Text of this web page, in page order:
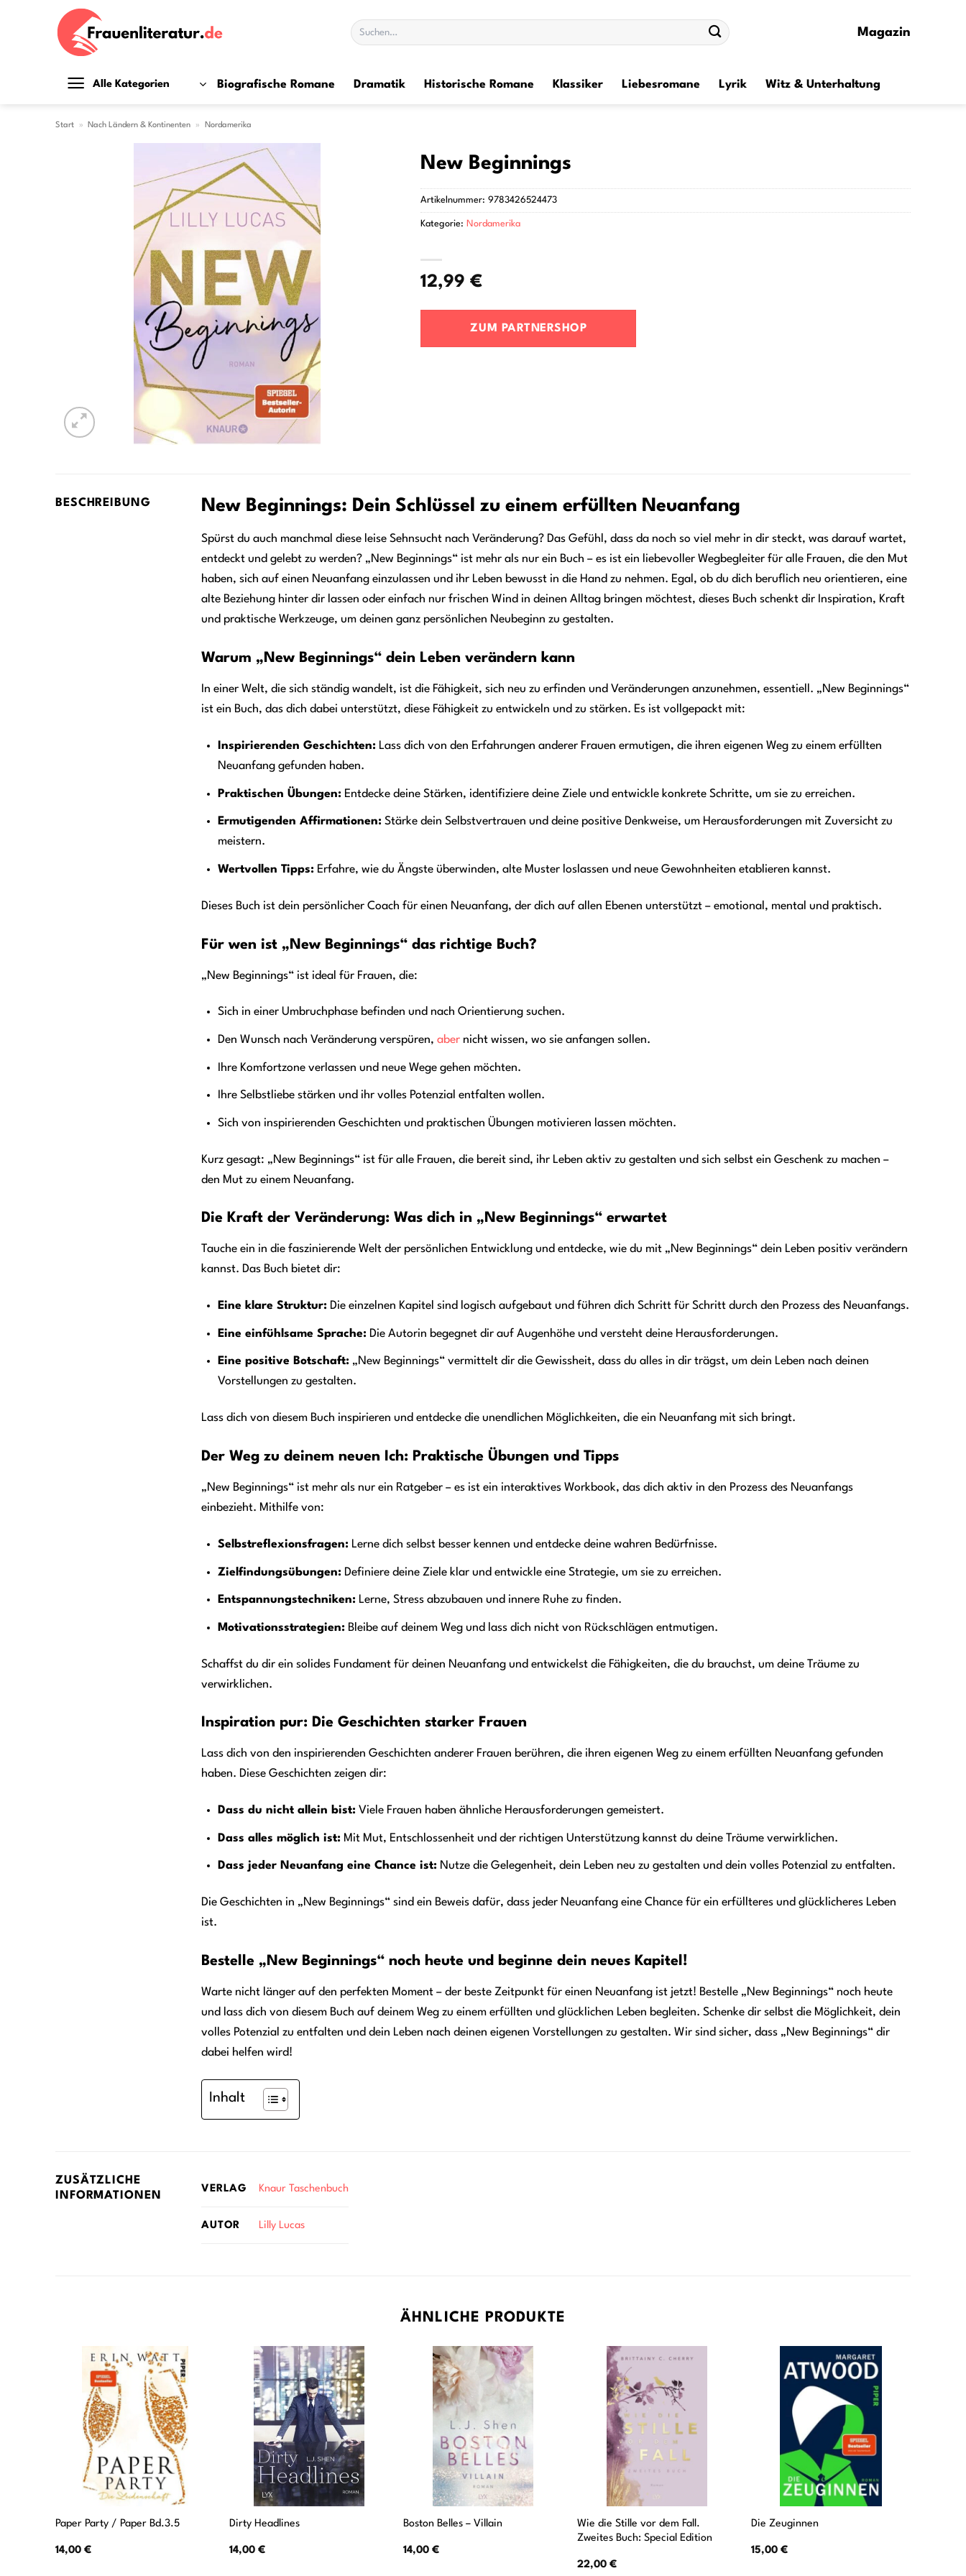
Suchen
nach:
Magazin
Alle Kategorien Biografische Romane Dramatik Historische Romane Klassiker Liebesromane Lyrik Witz & Unterhaltung
Start » Nach Ländern & Kontinenten » Nordamerika
New Beginnings
12,99€
ZUM PARTNERSHOP
Artikelnummer:9783426524473
Kategorie: Nordamerika
BESCHREIBUNG New Beginnings: Dein Schlüssel zu einem erfüllten Neuanfang
Spürst du auch manchmal diese leise Sehnsucht nach Veränderung? Das Gefühl, dass da noch so viel mehr in dir steckt, was darauf wartet,
entdeckt und gelebt zu werden? „New Beginnings“ ist mehr als nur ein Buch – es ist ein liebevoller Wegbegleiter für alle Frauen, die den Mut
haben, sich auf einen Neuanfang einzulassen und ihr Leben bewusst in die Hand zu nehmen. Egal, ob du dich beruflich neu orientieren, eine
alte Beziehung hinter dir lassen oder einfach nur frischen Wind in deinen Alltag bringen möchtest, dieses Buch schenkt dir Inspiration, Kraft
und praktische Werkzeuge, um deinen ganz persönlichen Neubeginn zu gestalten.
Warum „New Beginnings“ dein Leben verändern kann
In einer Welt, die sich ständig wandelt, ist die Fähigkeit, sich neu zu erfinden und Veränderungen anzunehmen, essentiell. „New Beginnings“
ist ein Buch, das dich dabei unterstützt, diese Fähigkeit zu entwickeln und zu stärken. Es ist vollgepackt mit:
Inspirierenden Geschichten: Lass dich von den Erfahrungen anderer Frauen ermutigen, die ihren eigenen Weg zu einem erfüllten
Neuanfang gefunden haben.
Praktischen Übungen: Entdecke deine Stärken, identifiziere deine Ziele und entwickle konkrete Schritte, um sie zu erreichen.
Ermutigenden Affirmationen: Stärke dein Selbstvertrauen und deine positive Denkweise, um Herausforderungen mit Zuversicht zu
meistern.
Wertvollen Tipps: Erfahre, wie du Ängste überwinden, alte Muster loslassen und neue Gewohnheiten etablieren kannst.
Dieses Buch ist dein persönlicher Coach für einen Neuanfang, der dich auf allen Ebenen unterstützt – emotional, mental und praktisch.
Für wen ist „New Beginnings“ das richtige Buch?
„New Beginnings“ ist ideal für Frauen, die:
Sich in einer Umbruchphase befinden und nach Orientierung suchen.
Den Wunsch nach Veränderung verspüren,aber nicht wissen, wo sie anfangen sollen.
Ihre Komfortzone verlassen und neue Wege gehen möchten.
Ihre Selbstliebe stärken und ihr volles Potenzial entfalten wollen.
Sich von inspirierenden Geschichten und praktischen Übungen motivieren lassen möchten.
Kurz gesagt: „New Beginnings“ ist für alle Frauen, die bereit sind, ihr Leben aktiv zu gestalten und sich selbst ein Geschenk zu machen –
den Mut zu einem Neuanfang.
Die Kraft der Veränderung: Was dich in „New Beginnings“ erwartet
Tauche ein in die faszinierende Welt der persönlichen Entwicklung und entdecke, wie du mit „New Beginnings“ dein Leben positiv verändern
kannst. Das Buch bietet dir:
Eine klare Struktur: Die einzelnen Kapitel sind logisch aufgebaut und führen dich Schritt für Schritt durch den Prozess des Neuanfangs.
Eine einfühlsame Sprache: Die Autorin begegnet dir auf Augenhöhe und versteht deine Herausforderungen.
Eine positive Botschaft: „New Beginnings“ vermittelt dir die Gewissheit, dass du alles in dir trägst, um dein Leben nach deinen
Vorstellungen zu gestalten.
Lass dich von diesem Buch inspirieren und entdecke die unendlichen Möglichkeiten, die ein Neuanfang mit sich bringt.
Der Weg zu deinem neuen Ich: Praktische Übungen und Tipps
„New Beginnings“ ist mehr als nur ein Ratgeber – es ist ein interaktives Workbook, das dich aktiv in den Prozess des Neuanfangs
einbezieht. Mithilfe von:
Selbstreflexionsfragen: Lerne dich selbst besser kennen und entdecke deine wahren Bedürfnisse.
Zielfindungsübungen: Definiere deine Ziele klar und entwickle eine Strategie, um sie zu erreichen.
Entspannungstechniken: Lerne, Stress abzubauen und innere Ruhe zu finden.
Motivationsstrategien: Bleibe auf deinem Weg und lass dich nicht von Rückschlägen entmutigen.
Schaffst du dir ein solides Fundament für deinen Neuanfang und entwickelst die Fähigkeiten, die du brauchst, um deine Träume zu
verwirklichen.
Inspiration pur: Die Geschichten starker Frauen
Lass dich von den inspirierenden Geschichten anderer Frauen berühren, die ihren eigenen Weg zu einem erfüllten Neuanfang gefunden
haben. Diese Geschichten zeigen dir:
Dass du nicht allein bist: Viele Frauen haben ähnliche Herausforderungen gemeistert.
Dass alles möglich ist: Mit Mut, Entschlossenheit und der richtigen Unterstützung kannst du deine Träume verwirklichen.
Dass jeder Neuanfang eine Chance ist: Nutze die Gelegenheit, dein Leben neu zu gestalten und dein volles Potenzial zu entfalten.
Die Geschichten in „New Beginnings“ sind ein Beweis dafür, dass jeder Neuanfang eine Chance für ein erfüllteres und glücklicheres Leben
ist.
Bestelle „New Beginnings“ noch heute und beginne dein neues Kapitel!
Warte nicht länger auf den perfekten Moment – der beste Zeitpunkt für einen Neuanfang ist jetzt! Bestelle „New Beginnings“ noch heute
und lass dich von diesem Buch auf deinem Weg zu einem erfüllten und glücklichen Leben begleiten. Schenke dir selbst die Möglichkeit, dein
volles Potenzial zu entfalten und dein Leben nach deinen eigenen Vorstellungen zu gestalten. Wir sind sicher, dass „New Beginnings“ dir
dabei helfen wird!
Inhalt
ZUSÄTZLICHE
INFORMATIONEN
VERLAG Knaur Taschenbuch
AUTOR Lilly Lucas
ÄHNLICHE PRODUKTE
Paper Party / Paper Bd.3.5
14,00 €
Dirty Headlines
14,00 €
Boston Belles – Villain
14,00 €
Wie die Stille vor dem Fall.
Zweites Buch: Special Edition
22,00 €
Die Zeuginnen
15,00 €